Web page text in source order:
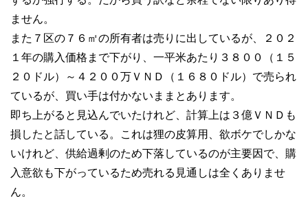
ません。
また７区の７６㎡の所有者は売りに出しているが、２０２
１年の購入価格まで下がり、一平米あたり３８００（１５
２０ドル）～４２００万ＶＮＤ（１６８０ドル）で売られ
ているが、買い手は付かないままとあります。
即ち上がると見込んでいたけれど、計算上は３億ＶＮＤも
損したと話している。これは狸の皮算用、欲ボケでしかな
いけれど、供給過剰のため下落しているのが主要因で、購
入意欲も下がっているため売れる見通しは全くありませ
ん。